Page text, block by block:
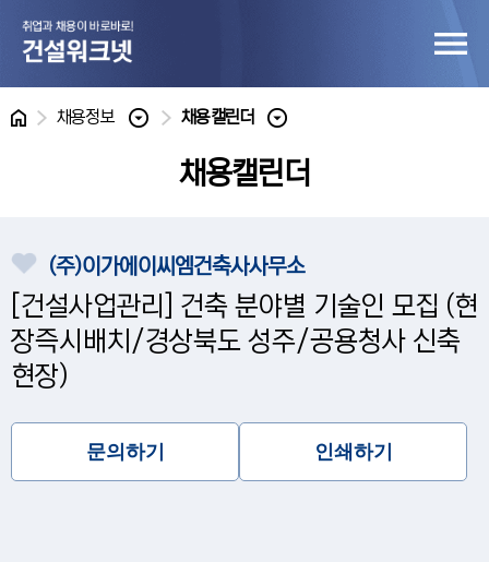
홈 채용정보 채용캘린더
채용캘린더
(주)이가에이씨엠건축사사무소
[건설사업관리] 건축 분야별 기술인 모집 (현
장즉시배치/경상북도 성주/공용청사 신축
현장)
문의하기 인쇄하기